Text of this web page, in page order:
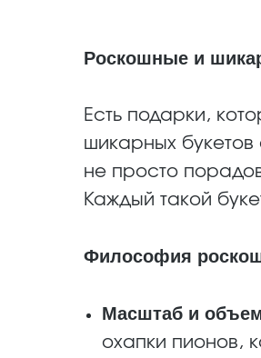
Роскошные и
Есть подарки,
шикарных букетов
не просто
Каждый такой
Философия
Масштаб и
охапки пионов,